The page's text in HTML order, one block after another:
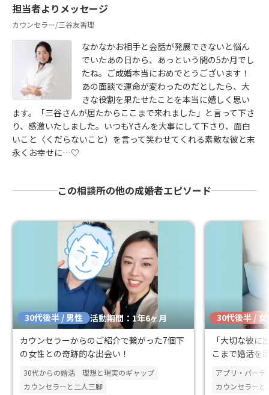
担当者よりメッセージ
カウンセラー/三谷友香理
なかなかお相手と会話が発展できないと悩ん
でいたあの日から、あっという間の5か月でし
たね。ご成婚本当におめでとうございます！
あの面談で運命が変わったのだとしたら、大
きな役割を果たせたことを本当に嬉しく思い
ます。「三谷さんが居たからここまで来れました」と言って下さ
り、感激いたしました。いつもYさんを大事にして下さり、面白
いこと〈くだらないこと）を言って笑わせてくれる素敵な彼と末
永くお幸せに…♡
この相談所の他の成婚者エピソード
30代後半 / 男性 活動期間：1年6ヶ月
カウンセラーからのご紹介で繋がった7個下
の女性との奇跡的な出会い！
30代からの婚活
理想と現実のギャップ
カウンセラーと二人三脚
30代後半 / 女
「大切な彼
こまで婚活を
です！
アプリ・パーテ
カウンセラーと